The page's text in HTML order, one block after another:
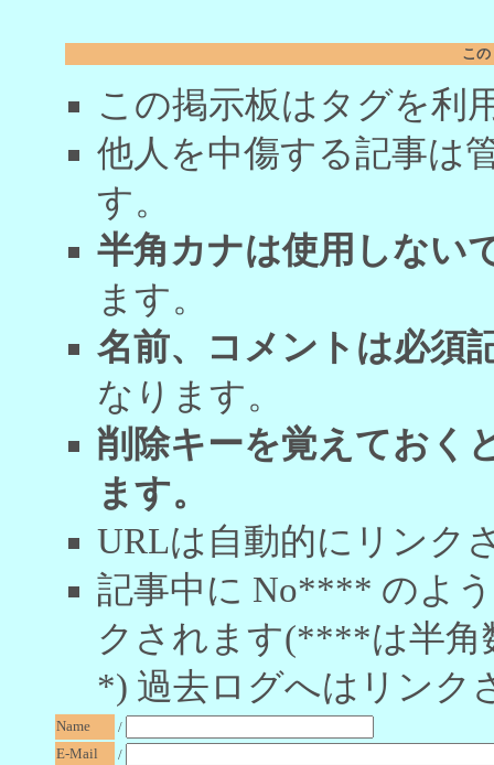
こ
この掲示板はタグを利
他人を中傷する記事は
す。
半角カナは使用しない
ます。
名前、コメントは必須
なります。
削除キーを覚えておく
ます。
URLは自動的にリンク
記事中に No**** のよ
クされます(****は半角
*) 過去ログへはリンク
Name
/
E-Mail
/